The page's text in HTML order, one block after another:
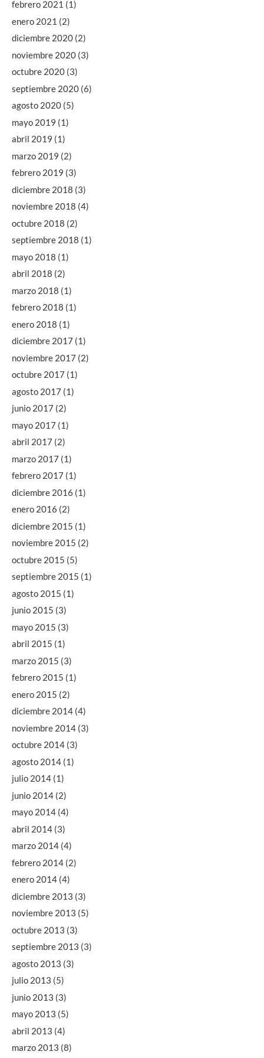
febrero 2021 (1)
enero 2021 (2)
diciembre 2020 (2)
noviembre 2020 (3)
octubre 2020 (3)
septiembre 2020 (6)
agosto 2020 (5)
mayo 2019 (1)
abril 2019 (1)
marzo 2019 (2)
febrero 2019 (3)
diciembre 2018 (3)
noviembre 2018 (4)
octubre 2018 (2)
septiembre 2018 (1)
mayo 2018 (1)
abril 2018 (2)
marzo 2018 (1)
febrero 2018 (1)
enero 2018 (1)
diciembre 2017 (1)
noviembre 2017 (2)
octubre 2017 (1)
agosto 2017 (1)
junio 2017 (2)
mayo 2017 (1)
abril 2017 (2)
marzo 2017 (1)
febrero 2017 (1)
diciembre 2016 (1)
enero 2016 (2)
diciembre 2015 (1)
noviembre 2015 (2)
octubre 2015 (5)
septiembre 2015 (1)
agosto 2015 (1)
junio 2015 (3)
mayo 2015 (3)
abril 2015 (1)
marzo 2015 (3)
febrero 2015 (1)
enero 2015 (2)
diciembre 2014 (4)
noviembre 2014 (3)
octubre 2014 (3)
agosto 2014 (1)
julio 2014 (1)
junio 2014 (2)
mayo 2014 (4)
abril 2014 (3)
marzo 2014 (4)
febrero 2014 (2)
enero 2014 (4)
diciembre 2013 (3)
noviembre 2013 (5)
octubre 2013 (3)
septiembre 2013 (3)
agosto 2013 (3)
julio 2013 (5)
junio 2013 (3)
mayo 2013 (5)
abril 2013 (4)
marzo 2013 (8)